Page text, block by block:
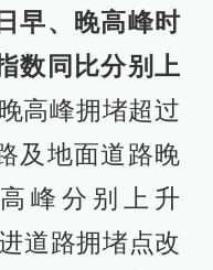
早、晚高峰时
数同比分别上
高峰拥堵超过
及地面道路晚
峰分别上升
道路拥堵点改